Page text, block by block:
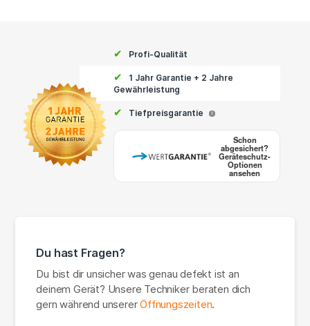
✔ Profi-Qualität
✔
1 Jahr Garantie + 2 Jahre
Gewährleistung
✔ Tiefpreisgarantie i
Schon
abgesichert?
Geräteschutz-
Optionen
ansehen
Du hast Fragen?
Du bist dir unsicher was genau defekt ist an
deinem Gerät? Unsere Techniker beraten dich
gern während unsererÖffnungszeiten.